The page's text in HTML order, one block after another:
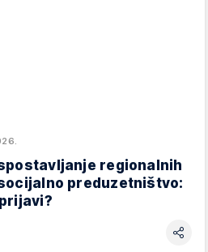
regionalnih
preduzetništvo: